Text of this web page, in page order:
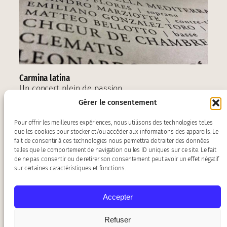
Gérer le consentement
Pour offrir les meilleures expériences, nous utilisons des technologies telles
que les cookies pour stocker et/ou accéder aux informations des appareils. Le
fait de consentir à ces technologies nous permettra de traiter des données
telles que le comportement de navigation ou les ID uniques sur ce site. Le fait
de ne pas consentir ou de retirer son consentement peut avoir un effet négatif
sur certaines caractéristiques et fonctions.
Accepter
Refuser
Carmina latina
Un concert plein de passion
Contact :baroquiades@gmail.com